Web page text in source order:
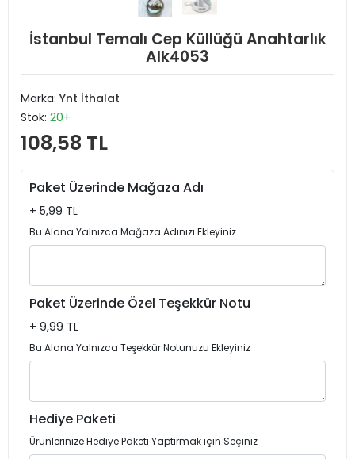
İstanbul Temalı Cep Küllüğü Anahtarlık
Alk4053
Marka: Ynt İthalat
Stok: 20+
108,58 TL
Paket Üzerinde Mağaza Adı
+ 5,99 TL
Bu Alana Yalnızca Mağaza Adınızı Ekleyiniz
Paket Üzerinde Özel Teşekkür Notu
+ 9,99 TL
Bu Alana Yalnızca Teşekkür Notunuzu Ekleyiniz
Hediye Paketi
Ürünlerinize Hediye Paketi Yaptırmak için Seçiniz